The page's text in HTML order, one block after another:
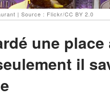
| Source : Flickr/CC BY 2.0
une
il